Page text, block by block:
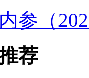
参（
荐